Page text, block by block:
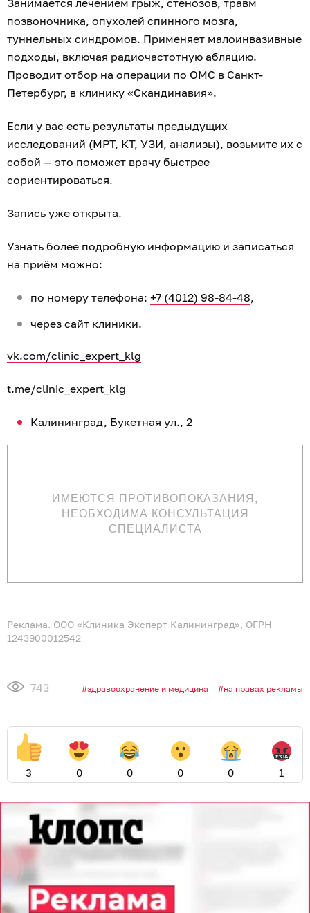
Занимается лечением грыж, стенозов, травм
позвоночника, опухолей спинного мозга,
туннельных синдромов. Применяет малоинвазивные
подходы, включая радиочастотную абляцию.
Проводит отбор на операции по ОМС в Санкт-
Петербург, в клинику «Скандинавия».
Если у вас есть результаты предыдущих
исследований (МРТ, КТ, УЗИ, анализы), возьмите их с
собой — это поможет врачу быстрее
сориентироваться.
Запись уже открыта.
Узнать более подробную информацию и записаться
на приём можно:
по номеру телефона: +7 (4012) 98-84-48,
через сайт клиники.
vk.com/clinic_expert_klg
t.me/clinic_expert_klg
Калининград, Букетная ул., 2
ИМЕЮТСЯ ПРОТИВОПОКАЗАНИЯ,
НЕОБХОДИМА КОНСУЛЬТАЦИЯ
СПЕЦИАЛИСТА
Реклама. ООО «Клиника Эксперт Калининград», ОГРН
1243900012542
743 здравоохранение и медицина на правах рекламы
3 0 0 0 0 1